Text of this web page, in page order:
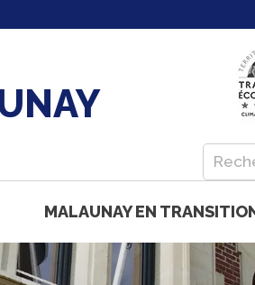
MALAUNAY EN